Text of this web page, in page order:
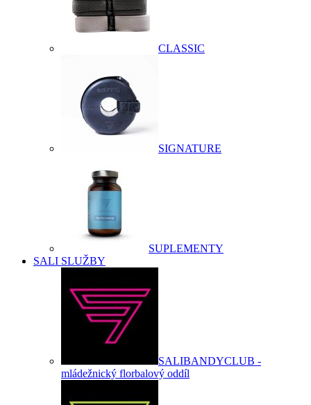
CLASSIC
SIGNATURE
SUPLEMENTY
SALI SLUŽBY
SALIBANDYCLUB -
mládežnický florbalový oddíl